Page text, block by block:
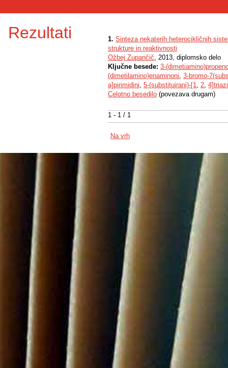
Rezultati
1 - 1 / 1
1. Sinteza nekaterih heterocikličnih
strukture in reaktivnosti
Ožbej Zupančič, 2013, diplomsko delo
Ključne besede: 3-
(dimetilamino)enaminoni, 3-bromo-
a]pirimidini, 5-(substituirani)-[1, 2,
Celotno besedilo (povezava drugam)
Na vrh